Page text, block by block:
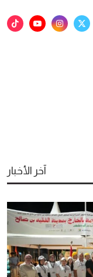
آخر الأخبار